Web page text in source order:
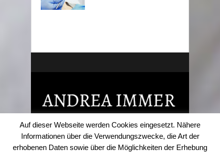
Auf dieser Webseite werden Cookies eingesetzt. Nähere
Informationen über die Verwendungszwecke, die Art der
erhobenen Daten sowie über die Möglichkeiten der Erhebung